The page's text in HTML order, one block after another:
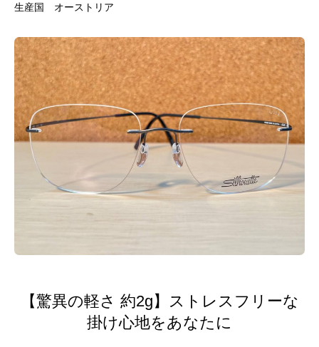
生産国 オーストリア
【驚異の軽さ 約2g】ストレスフリーな
掛け心地をあなたに